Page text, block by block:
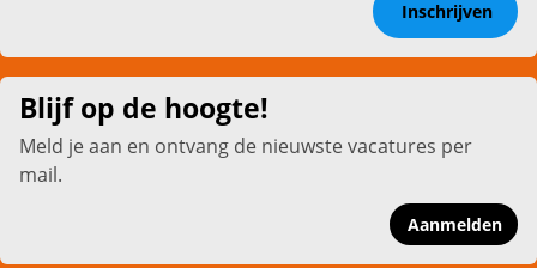
Inschrijven
Blijf op de hoogte!
Meld je aan en ontvang de nieuwste vacatures per
mail.
Aanmelden